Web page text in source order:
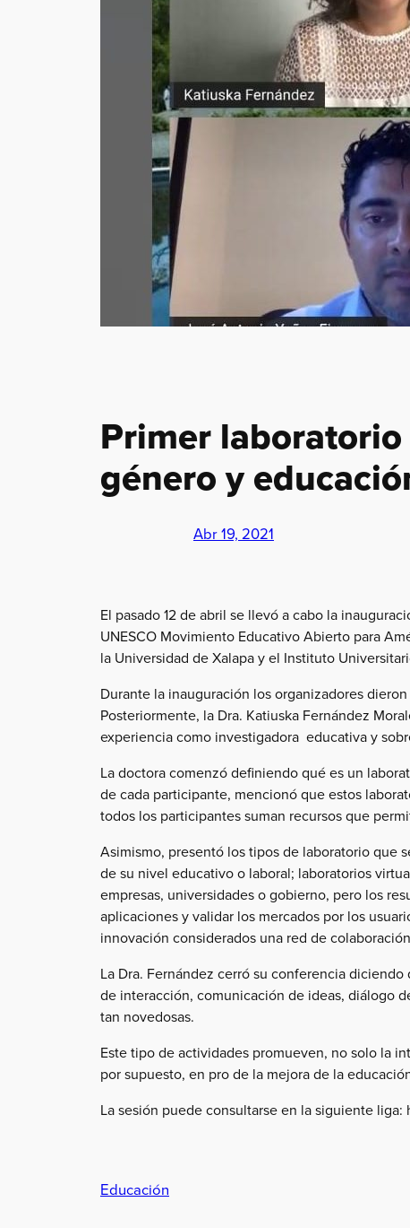
Primer
género y
Abr 19, 2021
El pasado 12 de abril se llevó a cabo la
UNESCO Movimiento Educativo Abierto para
la Universidad de Xalapa y el Instituto
Durante la inauguración los organizadores
Posteriormente, la Dra. Katiuska Fernández
experiencia como investigadora educativa y
La doctora comenzó definiendo qué es un
de cada participante, mencionó que estos
todos los participantes suman recursos que
Asimismo, presentó los tipos de laboratorio que
de su nivel educativo o laboral; laboratorios
empresas, universidades o gobierno, pero los
aplicaciones y validar los mercados por los
innovación considerados una red de
La Dra. Fernández cerró su conferencia
de interacción, comunicación de ideas, diálogo
tan novedosas.
Este tipo de actividades promueven, no solo la
por supuesto, en pro de la mejora de la
La sesión puede consultarse en la siguiente
Educación